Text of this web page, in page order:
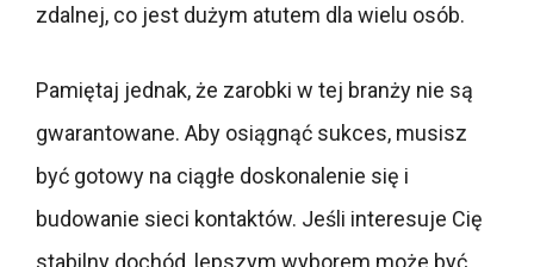
zdalnej, co jest dużym atutem dla wielu osób.
Pamiętaj jednak, że zarobki w tej branży nie są
gwarantowane. Aby osiągnąć sukces, musisz
być gotowy na ciągłe doskonalenie się i
budowanie sieci kontaktów. Jeśli interesuje Cię
stabilny dochód, lepszym wyborem może być